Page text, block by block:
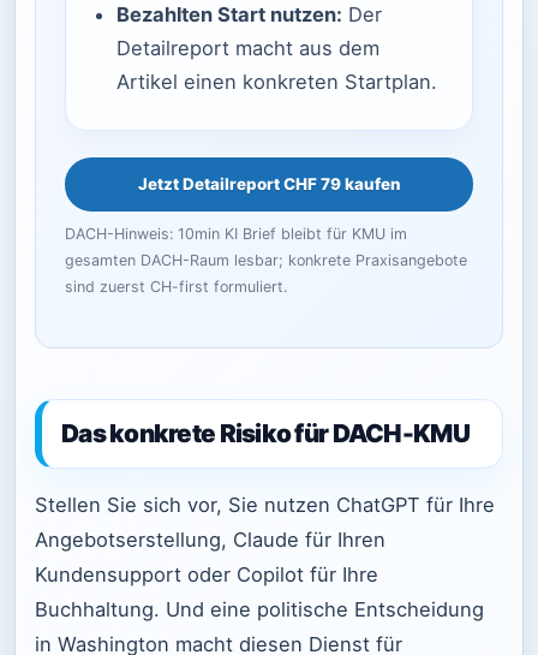
Bezahlten Start nutzen: Der
Detailreport macht aus dem
Artikel einen konkreten Startplan.
Jetzt Detailreport CHF 79 kaufen
DACH-Hinweis: 10min KI Brief bleibt für KMU im
gesamten DACH-Raum lesbar; konkrete Praxisangebote
sind zuerst CH-first formuliert.
Das konkrete Risiko für DACH-KMU
Stellen Sie sich vor, Sie nutzen ChatGPT für Ihre
Angebotserstellung, Claude für Ihren
Kundensupport oder Copilot für Ihre
Buchhaltung. Und eine politische Entscheidung
in Washington macht diesen Dienst für